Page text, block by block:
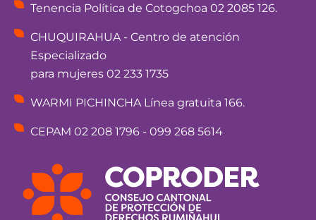
Tenencia Política de Cotogchoa 02 2085 126.
CHUQUIRAHUA - Centro de atención
Especializado
para mujeres 02 233 1735
WARMI PICHINCHA Línea gratuita 166.
CEPAM 02 208 1796 - 099 268 5614